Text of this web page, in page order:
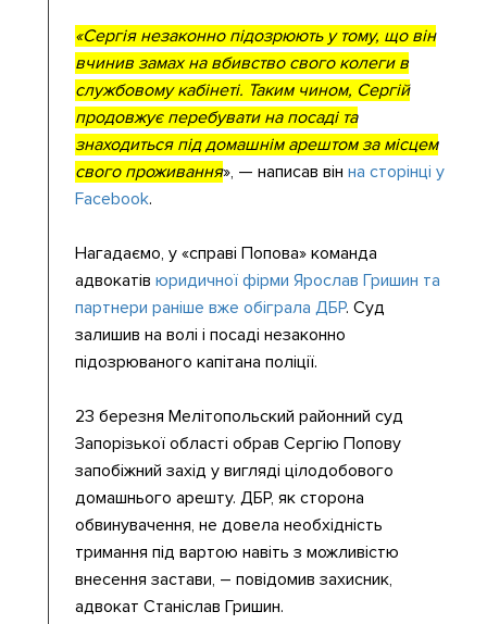
«Сергія незаконно підозрюють у тому, що він
вчинив замах на вбивство свого колеги в
службовому кабінеті. Таким чином, Сергій
продовжує перебувати на посаді та
знаходиться під домашнім арештом за місцем
свого проживання», — написав вінна сторінці у
Facebook.
Нагадаємо, у «справі Попова» команда
адвокатівюридичної фірми Ярослав Гришин та
партнери раніше вже обіграла ДБР. Суд
залишив на волі і посаді незаконно
підозрюваного капітана поліції.
23 березня Мелітопольский районний суд
Запорізької області обрав Сергію Попову
запобіжний захід у вигляді цілодобового
домашнього арешту. ДБР, як сторона
обвинувачення, не довела необхідність
тримання під вартою навіть з можливістю
внесення застави, – повідомив захисник,
адвокат Станіслав Гришин.